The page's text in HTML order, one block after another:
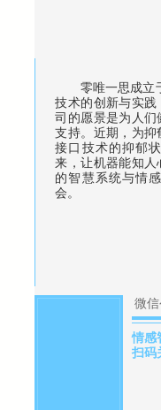
零唯一思成立
技术的创新与实
司的愿景是为人
支持。近期，为
接口技术的抑郁
来，让机器能知
的智慧系统与情
会。
微
情感
扫码